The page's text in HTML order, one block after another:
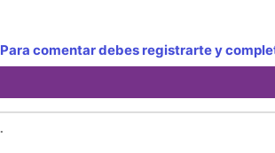
Para comentar debes registrarte y